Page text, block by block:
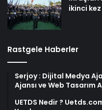
ikinci
Rastgele Haberler
Serjoy : Dijital Medya
Ajansı ve Web Tasarım
UETDS Nedir ?